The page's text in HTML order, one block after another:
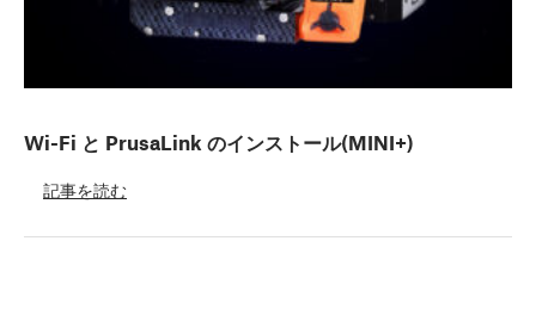
Wi-Fi と PrusaLink のインストール(MINI+)
記事を読む